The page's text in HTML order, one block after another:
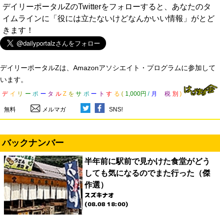
デイリーポータルZのTwitterをフォローすると、あなたのタ
イムラインに「役には立たないけどなんかいい情報」がとど
きます！
デイリーポータルZは、Amazonアソシエイト・プログラムに参加して
います。
デ イ リ ー ポ ー タ ル Z を サ ポ ー ト す る ( 1,000円 / 月 税 別 )
無料 メルマガ SNS!
バックナンバー
半年前に駅前で見かけた食堂がどう
しても気になるのでまた行った（傑
作選）
スズキナオ
(08.08 18:00)